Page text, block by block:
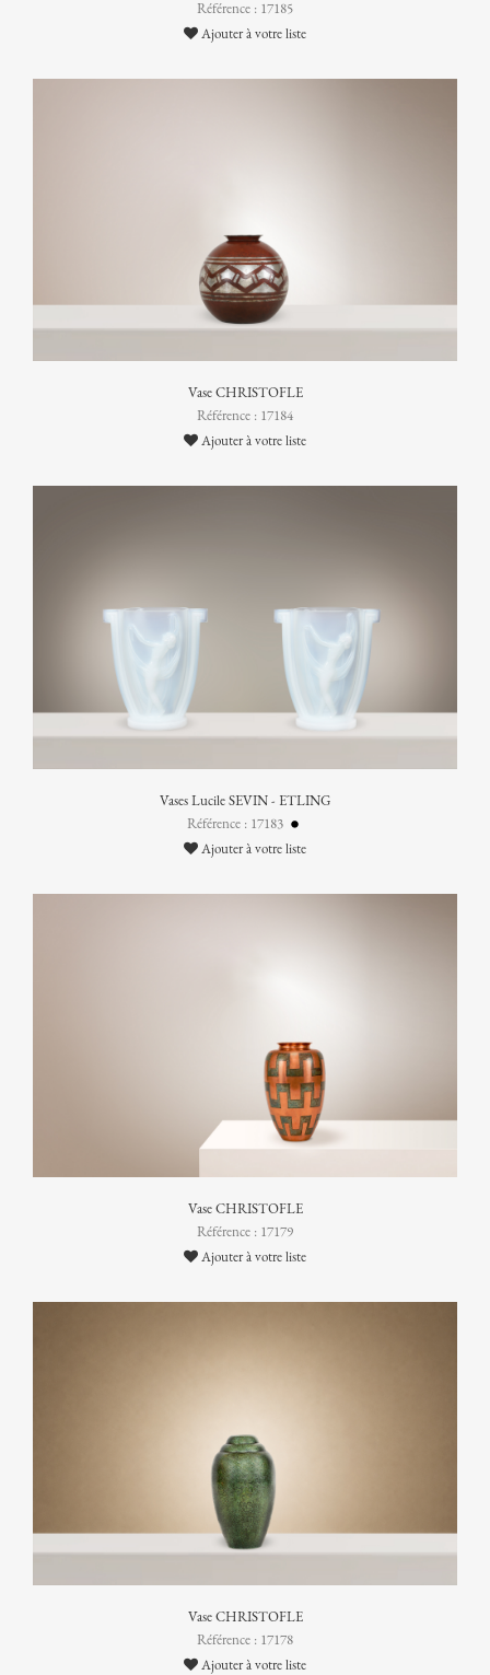
Référence : 17185
Ajouter à votre liste
Vase CHRISTOFLE
Référence : 17184
Ajouter à votre liste
Vases Lucile SEVIN - ETLING
Référence : 17183
Ajouter à votre liste
Vase CHRISTOFLE
Référence : 17179
Ajouter à votre liste
Vase CHRISTOFLE
Référence : 17178
Ajouter à votre liste